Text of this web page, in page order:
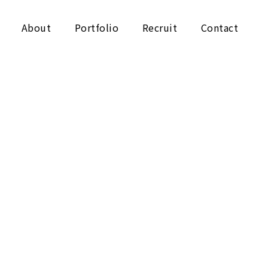
About Portfolio Recruit Contact